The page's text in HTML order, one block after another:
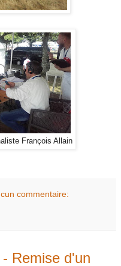
François Allain
commentaire:
Remise d'un